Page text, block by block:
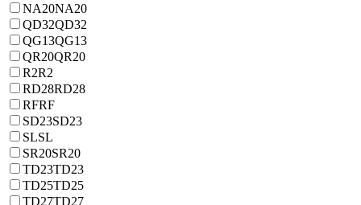
NA20NA20
QD32QD32
QG13QG13
QR20QR20
R2R2
RD28RD28
RFRF
SD23SD23
SLSL
SR20SR20
TD23TD23
TD25TD25
TD27TD27